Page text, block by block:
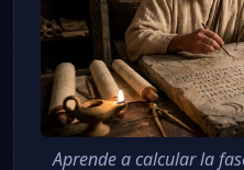
Aprende a calcular la